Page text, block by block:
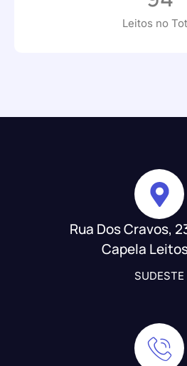
Leitos no
Rua Dos Cravos,
Capela
SUDESTE